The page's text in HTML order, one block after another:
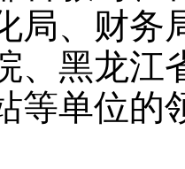
局、财务
、黑龙江
等单位的